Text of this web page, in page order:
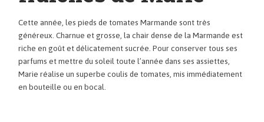
Cette année, les pieds de tomates Marmande sont très
généreux. Charnue et grosse, la chair dense de la Marmande est
riche en goût et délicatement sucrée. Pour conserver tous ses
parfums et mettre du soleil toute l’année dans ses assiettes,
Marie réalise un superbe coulis de tomates, mis immédiatement
en bouteille ou en bocal.